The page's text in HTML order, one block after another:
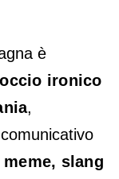
è
ironico
,
meme, slang